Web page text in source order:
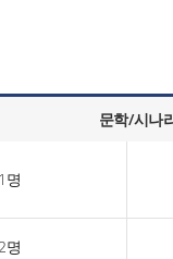
문학/시나
1명
명